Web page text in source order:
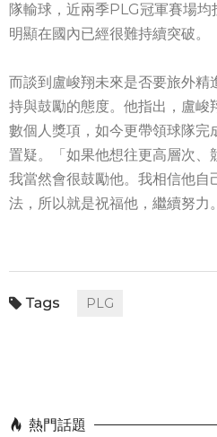
隊輸球，近兩季PLG冠軍賽場
明顯在國內已經很難持續突破。
而談到盧峻翔未來是否要旅外精
持與鼓勵的態度。他指出，盧
數個人獎項，如今更帶領球隊完
置疑。「如果他想往更高層次、
我當然會很鼓勵他。我相信他自
法，所以就是祝福他，繼續努力
PLG
熱門話題